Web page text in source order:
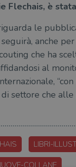
Flechais, è
le
anche per
che ha
al
settore che
LIBRI-
COLLANE